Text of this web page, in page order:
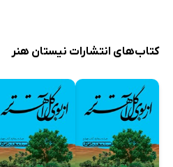
کتاب‌های انتشارات نیستان هنر